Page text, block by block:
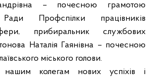
– почесною грамотою
Профспілки працівників
прибиральник службових
Наталія Гаянівна – почесною
міського голови.
колегам нових успіхів і